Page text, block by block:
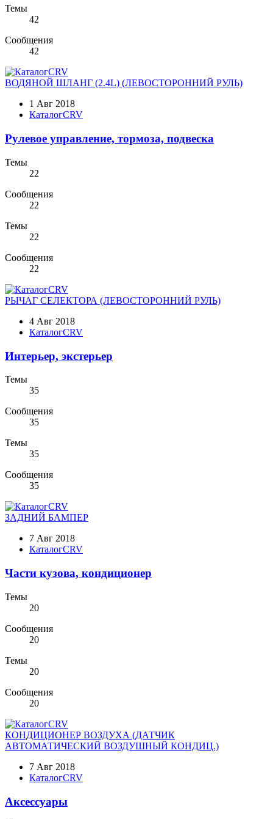
Темы
42
Сообщения
42
ВОДЯНОЙ ШЛАНГ (2.4L) (ЛЕВОСТОРОННИЙ РУЛЬ)
1 Авг 2018
КаталогCRV
Рулевое управление, тормоза, подвеска
Темы
22
Сообщения
22
Темы
22
Сообщения
22
РЫЧАГ СЕЛЕКТОРА (ЛЕВОСТОРОННИЙ РУЛЬ)
4 Авг 2018
КаталогCRV
Интерьер, экстерьер
Темы
35
Сообщения
35
Темы
35
Сообщения
35
ЗАДНИЙ БАМПЕР
7 Авг 2018
КаталогCRV
Части кузова, кондиционер
Темы
20
Сообщения
20
Темы
20
Сообщения
20
КОНДИЦИОНЕР ВОЗДУХА (ДАТЧИК
АВТОМАТИЧЕСКИЙ ВОЗДУШНЫЙ КОНДИЦ.)
7 Авг 2018
КаталогCRV
Аксессуары